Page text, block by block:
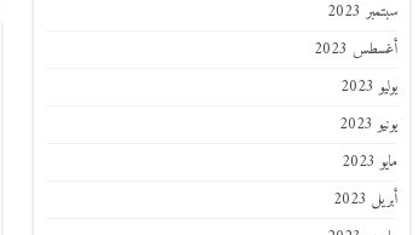
سبتمبر 2023
أغسطس 2023
يوليو 2023
يونيو 2023
مايو 2023
أبريل 2023